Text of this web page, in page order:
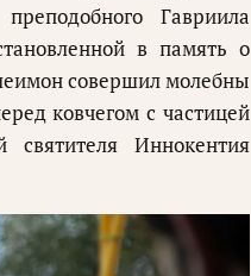
Гавриила
в память о
совершил молебны
ковчегом с частицей
Иннокентия